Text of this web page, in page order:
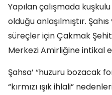
Yapılan çalışmada
olduğu anlaşılmıştır.
süreçler için Çakmak
Merkezi Amirliğine intikal
Şahsa’ “huzuru bozacak
“kırmızı ışık ihlali”